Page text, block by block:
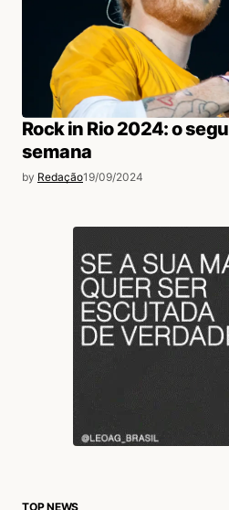
Rock in Rio 2024: o
semana
by Redação19/09/2024
TOP NEWS